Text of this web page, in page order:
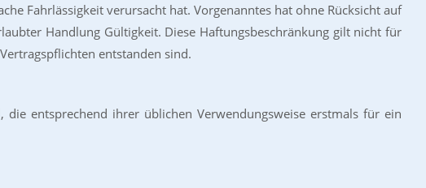
Fahrlässigkeit verursacht hat. Vorgenanntes hat ohne Rücksicht auf
Handlung Gültigkeit. Diese Haftungsbeschränkung gilt nicht für
entstanden sind.
entsprechend ihrer üblichen Verwendungsweise erstmals für ein